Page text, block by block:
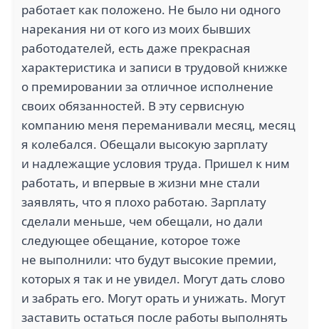
работает как положено. Не было ни одного
нарекания ни от кого из моих бывших
работодателей, есть даже прекрасная
характеристика и записи в трудовой книжке
о премировании за отличное исполнение
своих обязанностей. В эту сервисную
компанию меня переманивали месяц, месяц
я колебался. Обещали высокую зарплату
и надлежащие условия труда. Пришел к ним
работать, и впервые в жизни мне стали
заявлять, что я плохо работаю. Зарплату
сделали меньше, чем обещали, но дали
следующее обещание, которое тоже
не выполнили: что будут высокие премии,
которых я так и не увидел. Могут дать слово
и забрать его. Могут орать и унижать. Могут
заставить остаться после работы выполнять